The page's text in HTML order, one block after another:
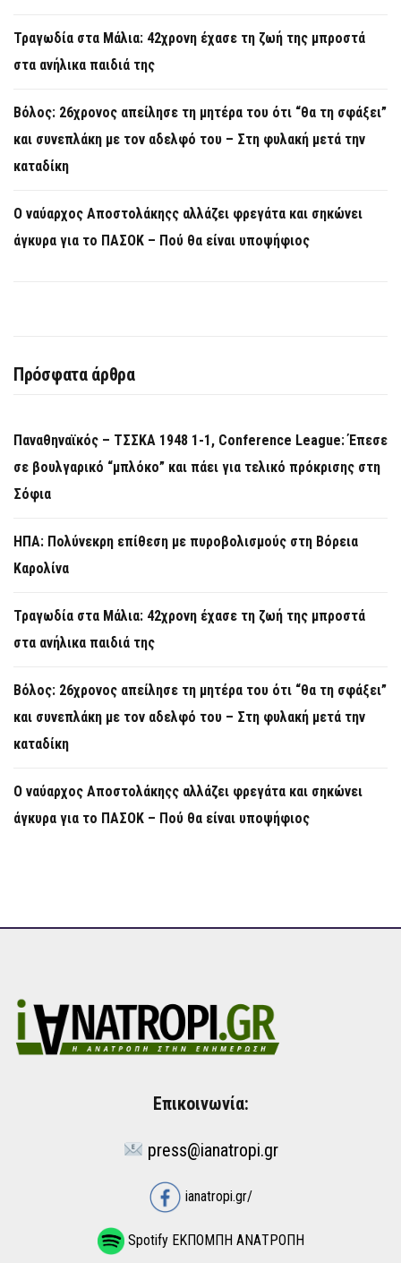
Τραγωδία στα Μάλια: 42χρονη έχασε τη ζωή της μπροστά
στα ανήλικα παιδιά της
Βόλος: 26χρονος απείλησε τη μητέρα του ότι “θα τη σφάξει”
και συνεπλάκη με τον αδελφό του – Στη φυλακή μετά την
καταδίκη
Ο ναύαρχος Αποστολάκηςς αλλάζει φρεγάτα και σηκώνει
άγκυρα για το ΠΑΣΟΚ – Πού θα είναι υποψήφιος
Πρόσφατα άρθρα
Παναθηναϊκός – ΤΣΣΚΑ 1948 1-1, Conference League: Έπεσε
σε βουλγαρικό “μπλόκο” και πάει για τελικό πρόκρισης στη
Σόφια
ΗΠΑ: Πολύνεκρη επίθεση με πυροβολισμούς στη Βόρεια
Καρολίνα
Τραγωδία στα Μάλια: 42χρονη έχασε τη ζωή της μπροστά
στα ανήλικα παιδιά της
Βόλος: 26χρονος απείλησε τη μητέρα του ότι “θα τη σφάξει”
και συνεπλάκη με τον αδελφό του – Στη φυλακή μετά την
καταδίκη
Ο ναύαρχος Αποστολάκηςς αλλάζει φρεγάτα και σηκώνει
άγκυρα για το ΠΑΣΟΚ – Πού θα είναι υποψήφιος
Επικοινωνία:
press@ianatropi.gr
ianatropi.gr/
Spotify ΕΚΠΟΜΠΗ ΑΝΑΤΡΟΠΗ